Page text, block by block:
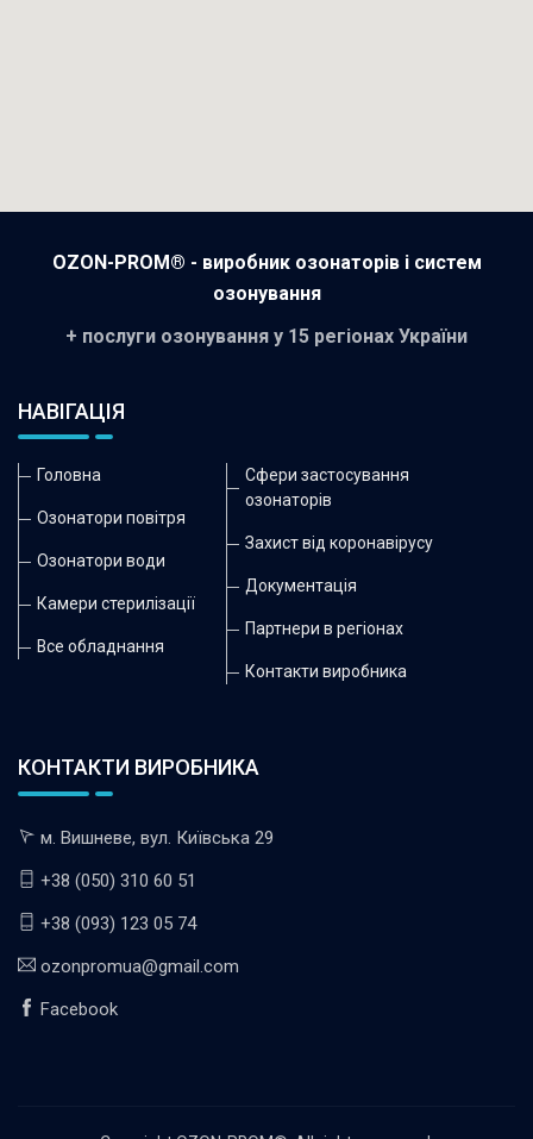
OZON-PROM® - виробник озонаторів і систем
озонування
+ послуги озонування у 15 регіонах України
НАВІГАЦІЯ
Головна
Озонатори повітря
Озонатори води
Камери стерилізації
Все обладнання
Сфери застосування
озонаторів
Захист від коронавірусу
Документація
Партнери в регіонах
Контакти виробника
КОНТАКТИ ВИРОБНИКА
м. Вишневе, вул. Київська 29
+38 (050) 310 60 51
+38 (093) 123 05 74
ozonpromua@gmail.com
Facebook